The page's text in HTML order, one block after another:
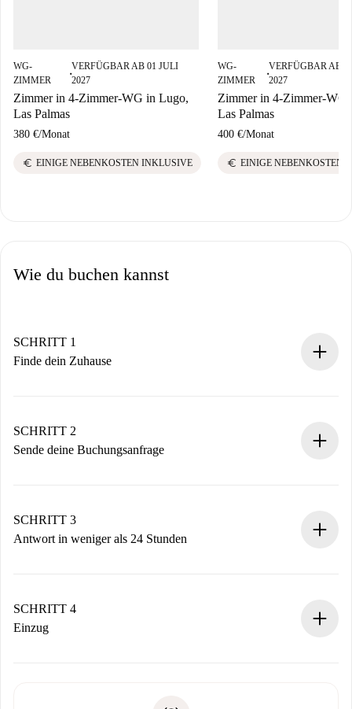
WG-
ZIMMER
■
VERFÜGBAR AB 01 JULI
2027
Zimmer in 4-Zimmer-WG in Lugo,
Las Palmas
380 €/Monat
euro EINIGE NEBENKOSTEN INKLUSIVE
WG-
ZIMMER
■
VERFÜGBAR AB
2027
Zimmer in 4-Zimmer-WG
Las Palmas
400 €/Monat
euro EINIGE NEBENKOSTEN
Wie du buchen kannst
SCHRITT 1
Finde dein Zuhause
Du erhältst alle notwendigen Informationen im Voraus.
SCHRITT 2
Sende deine Buchungsanfrage
Denk daran, dass wir dich erst belasten, wenn der
Vermieter zustimmt.
SCHRITT 3
Antwort in weniger als 24 Stunden
stellen den Kontakt her.
Wenn der Vermieter ablehnen muss, entstehen keine
SCHRITT 4
Einzug